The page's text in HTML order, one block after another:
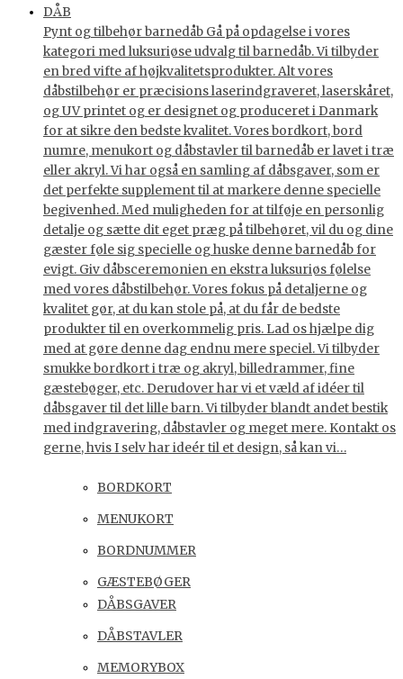
DÅB
Pynt og tilbehør barnedåb Gå på opdagelse i vores
kategori med luksuriøse udvalg til barnedåb. Vi tilbyder
en bred vifte af højkvalitetsprodukter. Alt vores
dåbstilbehør er præcisions laserindgraveret, laserskåret,
og UV printet og er designet og produceret i Danmark
for at sikre den bedste kvalitet. Vores bordkort, bord
numre, menukort og dåbstavler til barnedåb er lavet i træ
eller akryl. Vi har også en samling af dåbsgaver, som er
det perfekte supplement til at markere denne specielle
begivenhed. Med muligheden for at tilføje en personlig
detalje og sætte dit eget præg på tilbehøret, vil du og dine
gæster føle sig specielle og huske denne barnedåb for
evigt. Giv dåbsceremonien en ekstra luksuriøs følelse
med vores dåbstilbehør. Vores fokus på detaljerne og
kvalitet gør, at du kan stole på, at du får de bedste
produkter til en overkommelig pris. Lad os hjælpe dig
med at gøre denne dag endnu mere speciel. Vi tilbyder
smukke bordkort i træ og akryl, billedrammer, fine
gæstebøger, etc. Derudover har vi et væld af idéer til
dåbsgaver til det lille barn. Vi tilbyder blandt andet bestik
med indgravering, dåbstavler og meget mere. Kontakt os
gerne, hvis I selv har ideér til et design, så kan vi…
BORDKORT
MENUKORT
BORDNUMMER
GÆSTEBØGER
DÅBSGAVER
DÅBSTAVLER
MEMORYBOX